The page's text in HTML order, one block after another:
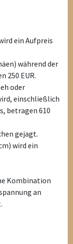
ein Aufpreis
während der
250 EUR.
oder
einschließlich
betragen 610
gejagt.
wird ein
Kombination
an